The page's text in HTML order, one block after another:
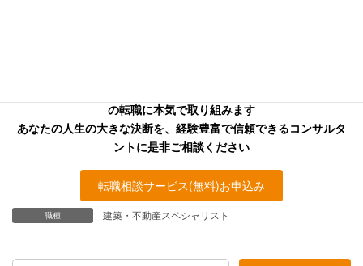
の転職に本気で取り組みます
あなたの人生の大きな決断を、経験豊富で信頼できるコンサルタ
ントに是非ご相談ください
転職相談サービス(無料)お申込み
職種 建築・不動産スペシャリスト